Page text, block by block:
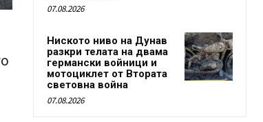
07.08.2026
Ниското ниво на Дунав
разкри телата на двама
германски войници и
мотоциклет от Втората
световна война
07.08.2026